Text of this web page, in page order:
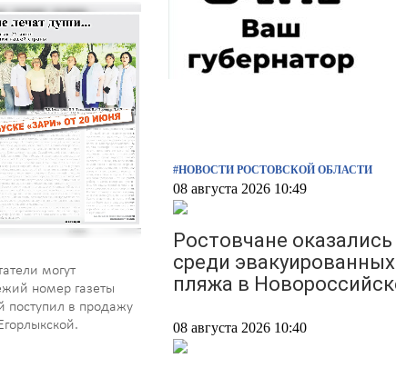
могут
номер газеты
поступил в продажу
#НОВОСТИ РОСТОВСКОЙ ОБЛАСТИ
08 августа 2026 10:49
Ростовчане оказались
среди
пляжа в
08 августа 2026 10:40